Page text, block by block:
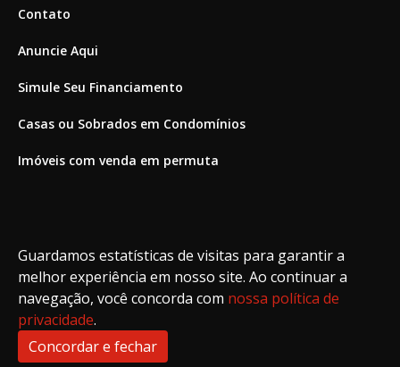
Guardamos estatísticas de visitas para garantir a
melhor experiência em nosso site. Ao continuar a
navegação, você concorda com nossa política de
privacidade.
Concordar e fechar
Contato
Anuncie Aqui
Simule Seu Financiamento
Casas ou Sobrados em Condomínios
Imóveis com venda em permuta
Casa com piscina
Apartamento com piscina
Condomínio fechado